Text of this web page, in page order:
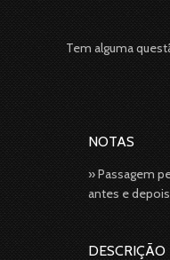
Tem alguma
NOTAS
» Passagem
antes e
DESCRIÇÃO